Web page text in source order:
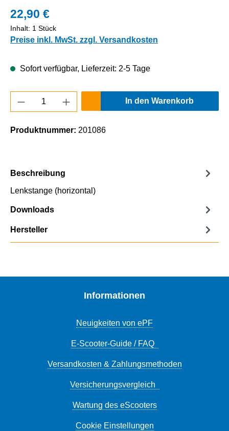
22,90 €
Inhalt: 1 Stück
Preise inkl. MwSt. zzgl. Versandkosten
Sofort verfügbar, Lieferzeit: 2-5 Tage
Produkt Anzahl: Gib den gewünschten
In den Warenkorb
Produktnummer: 201086
Beschreibung
Lenkstange (horizontal)
Downloads
Hersteller
Informationen
Neuigkeiten von ePF
E-Scooter-Guide / FAQ
Versandkosten & Zahlungsmethoden
Versicherungsvergleich
Wartung des eScooters
Cookie Einstellungen